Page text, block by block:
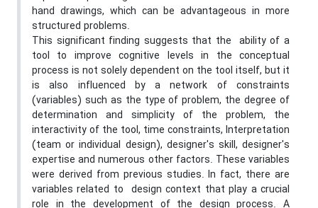
hand drawings, which can be advantageous in more
structured problems.
This significant finding suggests that the ability of a
tool to improve cognitive levels in the conceptual
process is not solely dependent on the tool itself, but it
is also influenced by a network of constraints
(variables) such as the type of problem, the degree of
determination and simplicity of the problem, the
interactivity of the tool, time constraints, Interpretation
(team or individual design), designer's skill, designer's
expertise and numerous other factors. These variables
were derived from previous studies. In fact, there are
variables related to design context that play a crucial
role in the development of the design process. A